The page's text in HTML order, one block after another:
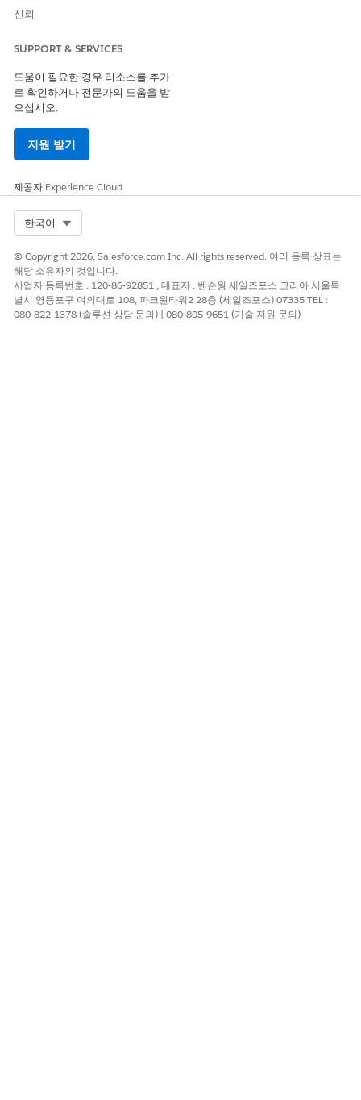
신뢰
SUPPORT & SERVICES
도움이 필요한 경우 리소스를 추가
로 확인하거나 전문가의 도움을 받
으십시오.
지원 받기
제공자 Experience Cloud
한국어
© Copyright 2026, Salesforce.com Inc. All rights reserved. 여러 등록 상표는
해당 소유자의 것입니다.
사업자 등록번호 : 120-86-92851 , 대표자 : 벤슨웡 세일즈포스 코리아 서울특
별시 영등포구 여의대로 108, 파크원타워2 28층 (세일즈포스) 07335 TEL :
080-822-1378 (솔루션 상담 문의) | 080-805-9651 (기술 지원 문의)